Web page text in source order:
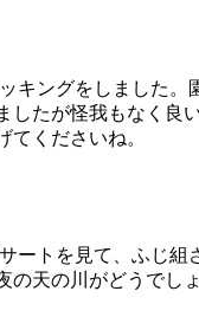
ングをしました
たが怪我もなく
くださいね。
ートを見て、ふじ
天の川がどうでし